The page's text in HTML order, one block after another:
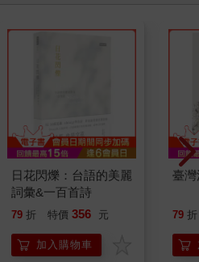
日花閃爍：台語的美麗
詞彙&一百首詩
79 折 特價 356 元
加入購物車
臺
79 折